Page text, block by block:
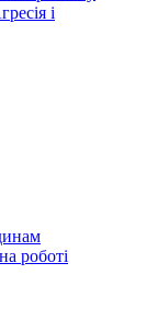
і
роботі